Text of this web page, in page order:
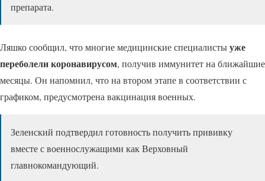
препарата.
Ляшко сообщил, что многие медицинские специалистыуже
переболели коронавирусом, получив иммунитет на ближайшие
месяцы. Он напомнил, что на втором этапе в соответствии с
графиком, предусмотрена вакцинация военных.
Зеленский подтвердил готовность получить прививку
вместе с военнослужащими как Верховный
главнокомандующий.